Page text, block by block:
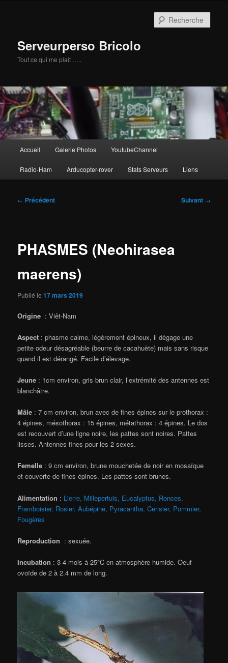
Serveurperso Bricolo
Tout ce qui me plait …..
principal
Accueil Galerie Photos YoutubeChannel
Radio-Ham Arducopter-rover Stats Serveurs Liens
Navigation
← Précédent Suivant →
PHASMES (Neohirasea
maerens)
Publié le17 mars 2019
Origine : Viêt-Nam
Aspect : phasme calme, légèrement épineux, il dégage une
petite odeur désagréable (beurre de cacahuète) mais sans risque
quand il est dérangé. Facile d’élevage.
Jeune : 1cm environ, gris brun clair, l’extrémité des antennes est
blanchâtre.
Mâle : 7 cm environ, brun avec de fines épines sur le prothorax :
4 épines, mésothorax : 15 épines, métathorax : 4 épines. Le dos
est recouvert d’une ligne noire, les pattes sont noires. Pattes
lisses. Antennes fines pour les 2 sexes.
Femelle : 9 cm environ, brune mouchetée de noir en mosaïque
et couverte de fines épines. Les pattes sont brunes.
Alimentation : Lierre, Millepertuis, Eucalyptus, Ronces,
Framboisier, Rosier, Aubépine, Pyracantha, Cerisier, Pommier,
Fougères
Reproduction : sexuée.
Incubation : 3-4 mois à 25°C en atmosphère humide. Oeuf
ovoïde de 2 à 2.4 mm de long.